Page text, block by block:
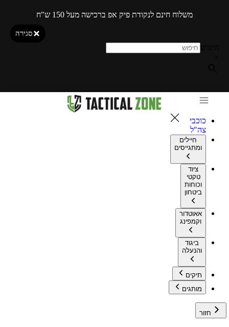
משלוח חינם לנקודת פיק אפ ברכישה מעל 150 ש"ח
סגירה
כוכבי
צה"ל
חיילים
ומתגייסים
ציוד
טקטי
וכוחות
ביטחון
אאוטדור
וקמפינג
ביגוד
והנעלה
תיקים
מותגים
חזור